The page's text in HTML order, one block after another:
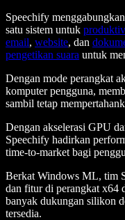
Speechify menggabungkan
satu sistem untuk
email, website, dan
pengetikan suara untuk
Dengan mode perangkat
komputer pengguna,
sambil tetap
Dengan akselerasi GPU
Speechify hadirkan
time-to-market bagi
Berkat Windows ML, tim
dan fitur di perangkat x64
banyak dukungan silikon
tersedia.